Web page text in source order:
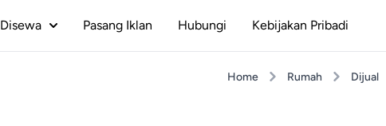
Disewa Pasang Iklan Hubungi Kebijakan Pribadi
Home Rumah Dijual